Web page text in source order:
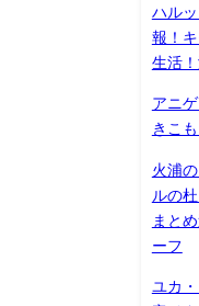
ハル
報！
生活
アニ
きこ
火浦
ルの
まと
ーフ
ユカ